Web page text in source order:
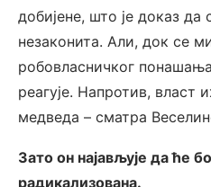
добијене, што је доказ
незаконита. Али, док се
робовласничког
реагује. Напротив, власт
медведа – сматра
Зато он најављује да ће
радикализована.